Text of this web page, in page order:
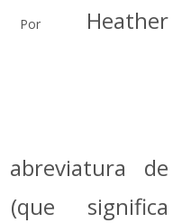
Heather
de
significa